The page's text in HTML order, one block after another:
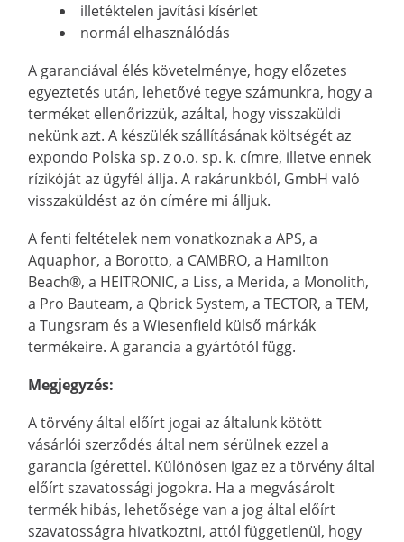
illetéktelen javítási kísérlet
normál elhasználódás
A garanciával élés követelménye, hogy előzetes
egyeztetés után, lehetővé tegye számunkra, hogy a
terméket ellenőrizzük, azáltal, hogy visszaküldi
nekünk azt. A készülék szállításának költségét az
expondo Polska sp. z o.o. sp. k. címre, illetve ennek
rízikóját az ügyfél állja. A rakárunkból, GmbH való
visszaküldést az ön címére mi álljuk.
A fenti feltételek nem vonatkoznak a APS, a
Aquaphor, a Borotto, a CAMBRO, a Hamilton
Beach®, a HEITRONIC, a Liss, a Merida, a Monolith,
a Pro Bauteam, a Qbrick System, a TECTOR, a TEM,
a Tungsram és a Wiesenfield külső márkák
termékeire. A garancia a gyártótól függ.
Megjegyzés:
A törvény által előírt jogai az általunk kötött
vásárlói szerződés által nem sérülnek ezzel a
garancia ígérettel. Különösen igaz ez a törvény által
előírt szavatossági jogokra. Ha a megvásárolt
termék hibás, lehetősége van a jog által előírt
szavatosságra hivatkoztni, attól függetlenül, hogy